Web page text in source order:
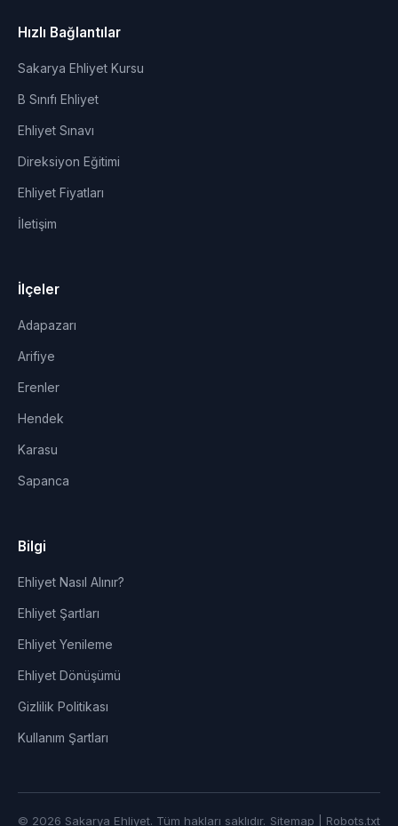
Hızlı Bağlantılar
Sakarya Ehliyet Kursu
B Sınıfı Ehliyet
Ehliyet Sınavı
Direksiyon Eğitimi
Ehliyet Fiyatları
İletişim
İlçeler
Adapazarı
Arifiye
Erenler
Hendek
Karasu
Sapanca
Bilgi
Ehliyet Nasıl Alınır?
Ehliyet Şartları
Ehliyet Yenileme
Ehliyet Dönüşümü
Gizlilik Politikası
Kullanım Şartları
© 2026 Sakarya Ehliyet. Tüm hakları saklıdır. Sitemap Robots.txt